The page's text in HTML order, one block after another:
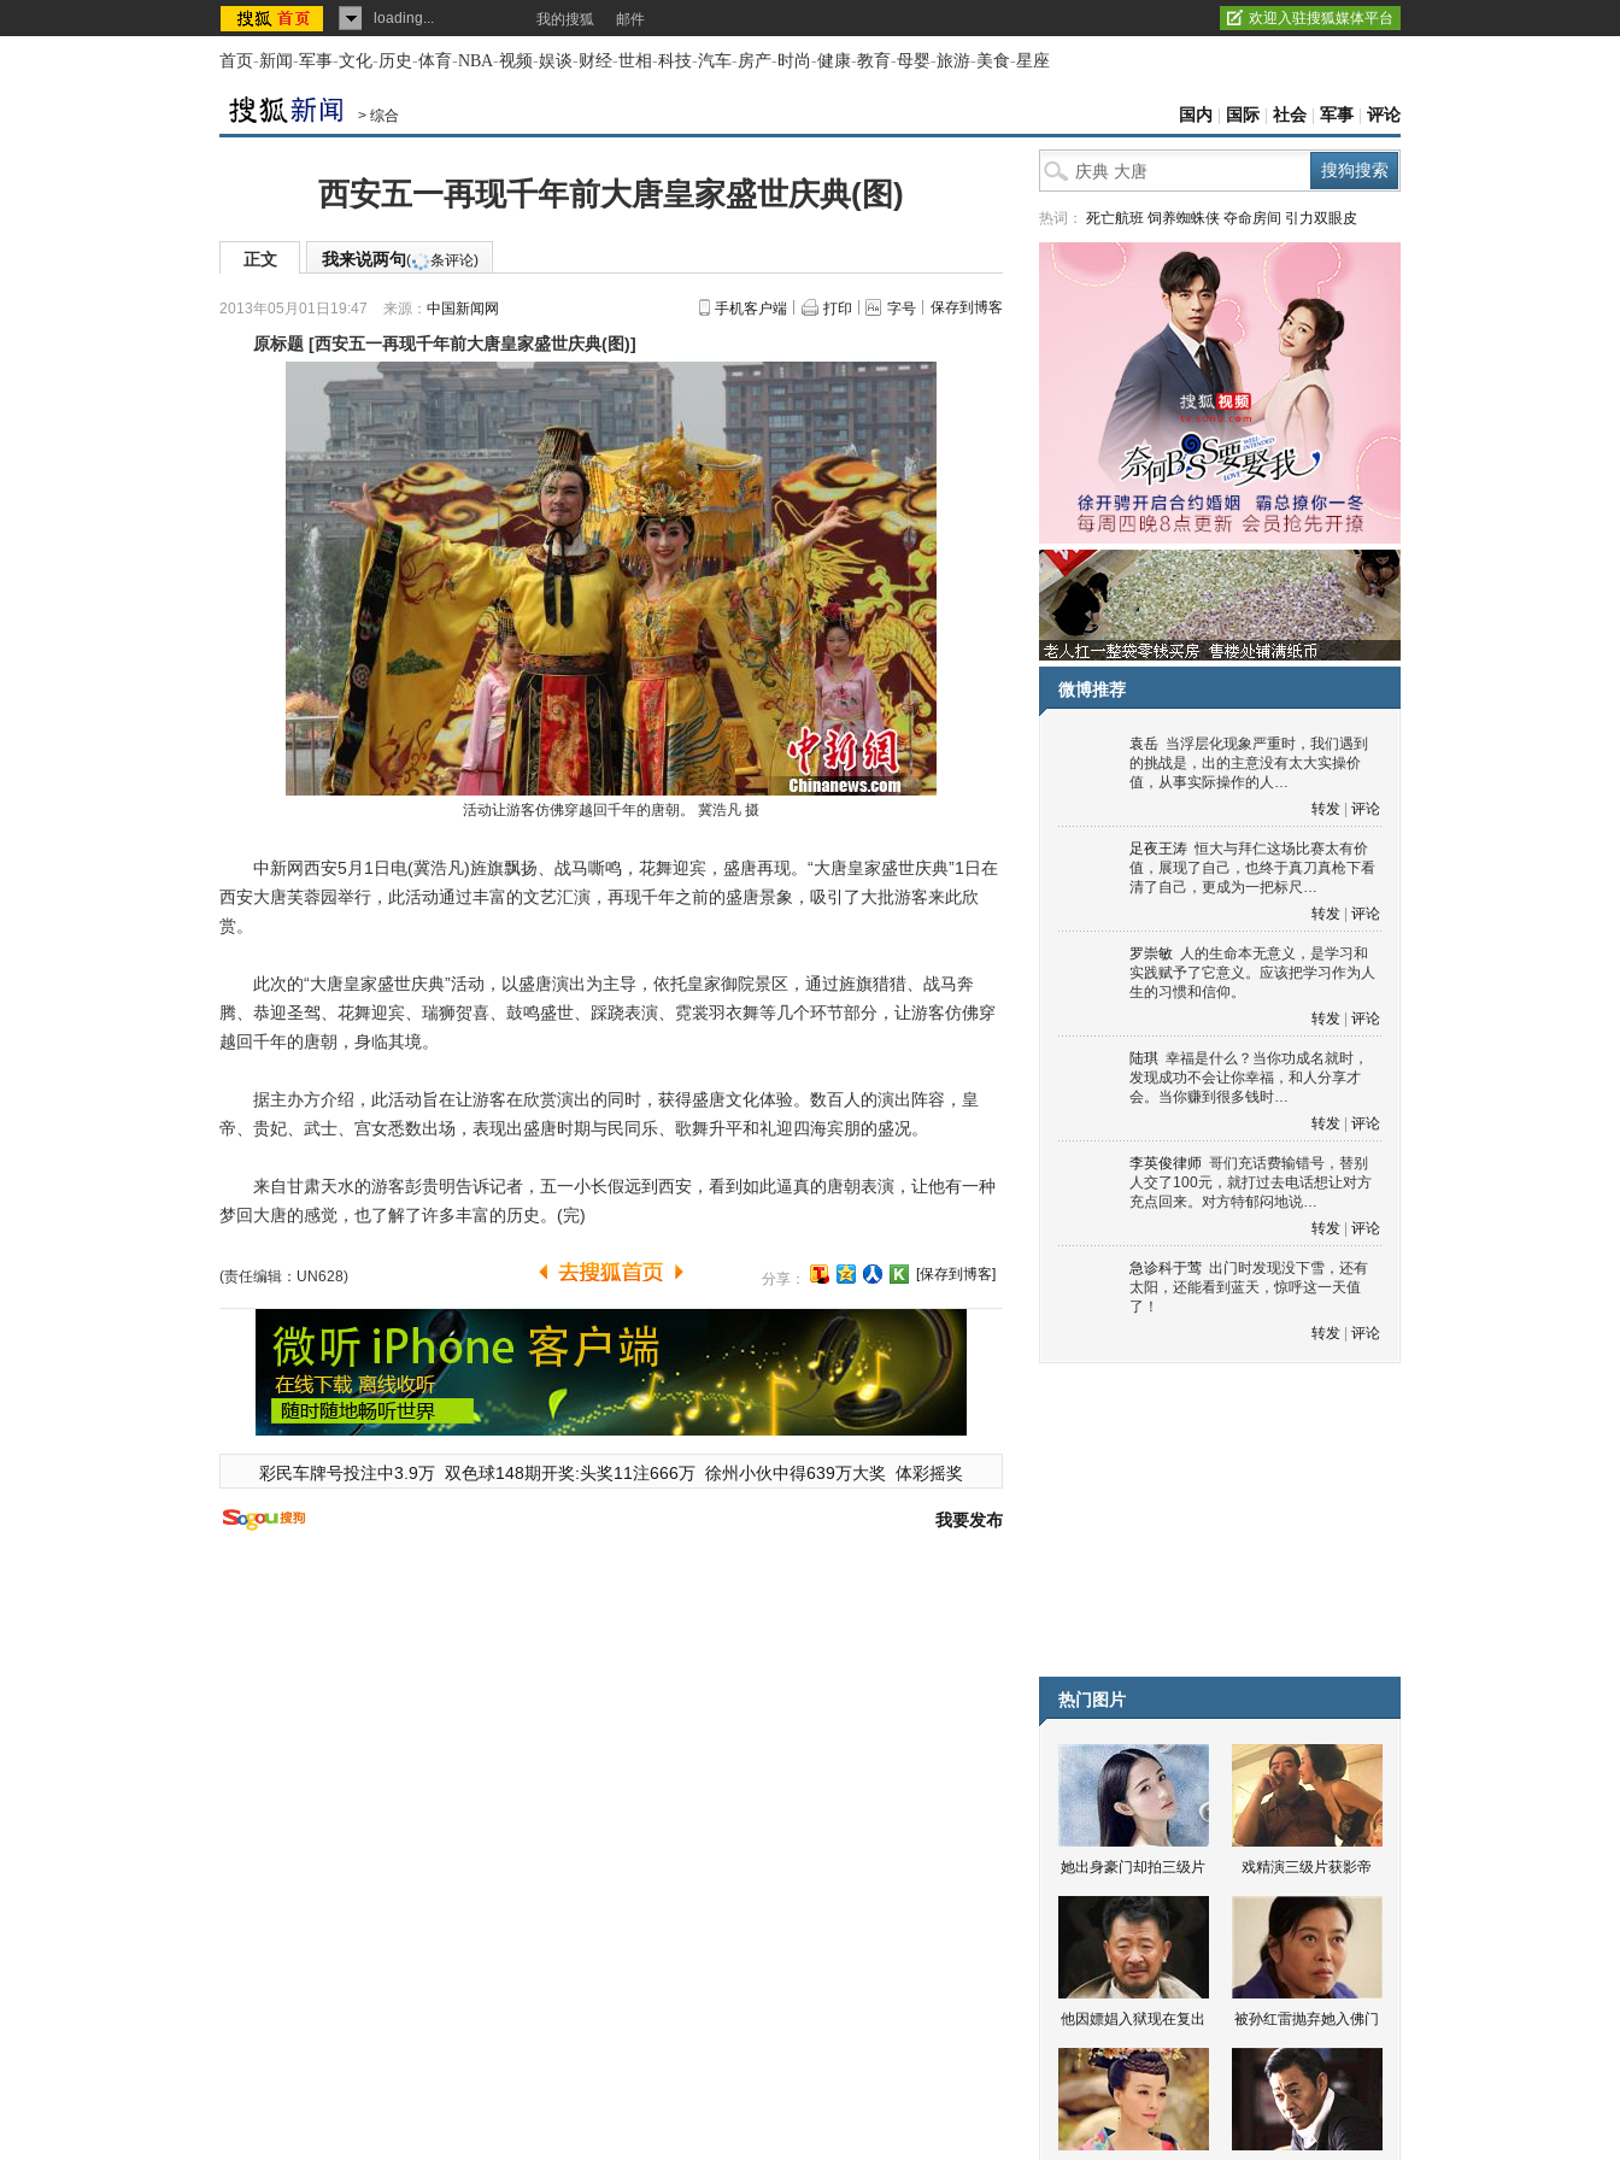
loading... 我的搜狐 邮件 欢迎入驻搜狐媒体平台
首页-新闻-军事-文化-历史-体育-NBA-视频-娱谈-财经-世相-科技-汽车-房产-时尚-健康-教育-母婴-旅游-美食-星座
> 综合 国内 国际 社会 军事 评论
西安五一再现千年前大唐皇家盛世庆典(图)
正文 我来说两句( 条评论)
2013年05月01日19:47 来源： 中国新闻网 手机客户端 打印 字号 保存到博客
原标题 [西安五一再现千年前大唐皇家盛世庆典(图)]
活动让游客仿佛穿越回千年的唐朝。 冀浩凡 摄
中新网西安5月1日电(冀浩凡)旌旗飘扬、战马嘶鸣，花舞迎宾，盛唐再现。“大唐皇家盛世庆典”1日在
西安大唐芙蓉园举行，此活动通过丰富的文艺汇演，再现千年之前的盛唐景象，吸引了大批游客来此欣
赏。
此次的“大唐皇家盛世庆典”活动，以盛唐演出为主导，依托皇家御院景区，通过旌旗猎猎、战马奔
腾、恭迎圣驾、花舞迎宾、瑞狮贺喜、鼓鸣盛世、踩跷表演、霓裳羽衣舞等几个环节部分，让游客仿佛穿
越回千年的唐朝，身临其境。
据主办方介绍，此活动旨在让游客在欣赏演出的同时，获得盛唐文化体验。数百人的演出阵容，皇
帝、贵妃、武士、宫女悉数出场，表现出盛唐时期与民同乐、歌舞升平和礼迎四海宾朋的盛况。
来自甘肃天水的游客彭贵明告诉记者，五一小长假远到西安，看到如此逼真的唐朝表演，让他有一种
梦回大唐的感觉，也了解了许多丰富的历史。(完)
(责任编辑：UN628) 分享： [保存到博客]
彩民车牌号投注中3.9万 双色球148期开奖:头奖11注666万 徐州小伙中得639万大奖 体彩摇奖
我要发布
热词： 死亡航班 饲养蜘蛛侠 夺命房间 引力双眼皮
微博推荐
袁岳 当浮层化现象严重时，我们遇到
的挑战是，出的主意没有太大实操价
值，从事实际操作的人…
转发
评论
足夜王涛 恒大与拜仁这场比赛太有价
值，展现了自己，也终于真刀真枪下看
清了自己，更成为一把标尺…
转发
评论
罗崇敏 人的生命本无意义，是学习和
实践赋予了它意义。应该把学习作为人
生的习惯和信仰。
转发
评论
陆琪 幸福是什么？当你功成名就时，
发现成功不会让你幸福，和人分享才
会。当你赚到很多钱时…
转发
评论
李英俊律师 哥们充话费输错号，替别
人交了100元，就打过去电话想让对方
充点回来。对方特郁闷地说…
转发
评论
急诊科于莺 出门时发现没下雪，还有
太阳，还能看到蓝天，惊呼这一天值
了！
转发
评论
热门图片
她出身豪门却拍三级片 戏精演三级片获影帝
他因嫖娼入狱现在复出 被孙红雷抛弃她入佛门